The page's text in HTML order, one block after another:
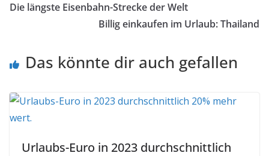
Die längste Eisenbahn-Strecke der Welt
Billig einkaufen im Urlaub: Thailand
Das könnte dir auch gefallen
Urlaubs-Euro in 2023 durchschnittlich